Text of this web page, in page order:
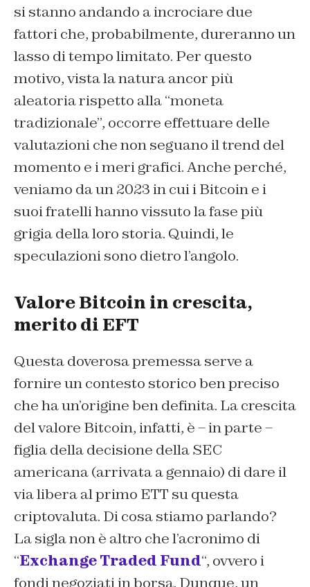
si stanno andando a incrociare due
fattori che, probabilmente, dureranno un
lasso di tempo limitato. Per questo
motivo, vista la natura ancor più
aleatoria rispetto alla “moneta
tradizionale”, occorre effettuare delle
valutazioni che non seguano il trend del
momento e i meri grafici. Anche perché,
veniamo da un 2023 in cui i Bitcoin e i
suoi fratelli hanno vissuto la fase più
grigia della loro storia. Quindi, le
speculazioni sono dietro l’angolo.
Valore Bitcoin in crescita,
merito di EFT
Questa doverosa premessa serve a
fornire un contesto storico ben preciso
che ha un’origine ben definita. La crescita
del valore Bitcoin, infatti, è – in parte –
figlia della decisione della SEC
americana (arrivata a gennaio) di dare il
via libera al primo ETT su questa
criptovaluta. Di cosa stiamo parlando?
La sigla non è altro che l’acronimo di
“Exchange Traded Fund“, ovvero i
fondi negoziati in borsa. Dunque, un